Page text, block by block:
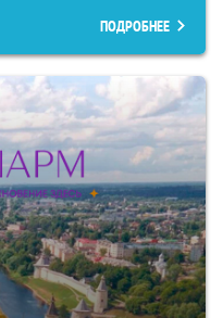
ПОДРОБНЕЕ